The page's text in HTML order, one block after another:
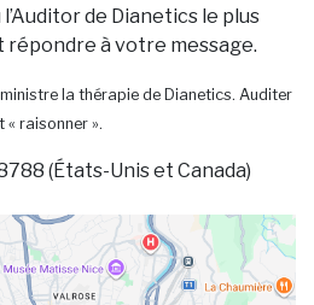
de Dianetics le plus
répondre à votre message.
la thérapie de Dianetics. Auditer
raisonner ».
(États-Unis et Canada)